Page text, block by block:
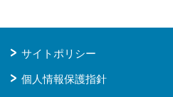
サイトポリシー
個人情報保護指針